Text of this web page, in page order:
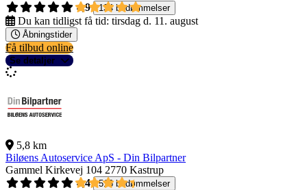
4,9
134 bedømmelser
Du kan tidligst få tid: tirsdag d. 11. august
Åbningstider
Få tilbud online
Se detaljer
5,8 km
Biløens Autoservice ApS - Din Bilpartner
Gammel Kirkevej 104 2770 Kastrup
4,4
516 bedømmelser